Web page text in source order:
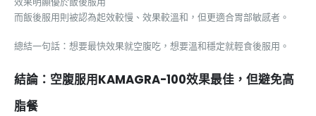
而飯後服用則被認為起效較慢、效果較溫和，但更適合胃部敏感者。
總結一句話：想要最快效果就空腹吃，想要溫和穩定就輕食後服用。
結論：空腹服用KAMAGRA-100效果最佳，但避免高
脂餐